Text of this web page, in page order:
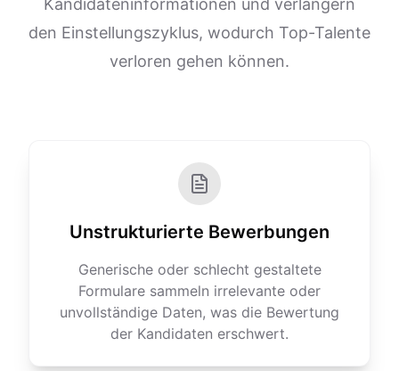
Kandidateninformationen und verlängern
den Einstellungszyklus, wodurch Top-Talente
verloren gehen können.
Unstrukturierte Bewerbungen
Generische oder schlecht gestaltete
Formulare sammeln irrelevante oder
unvollständige Daten, was die Bewertung
der Kandidaten erschwert.